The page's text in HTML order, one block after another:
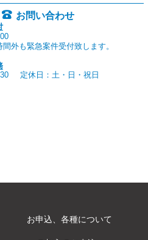
お問い合わせ
外も緊急案件受付致します。
定休日：土・日・祝日
お申込、各種について